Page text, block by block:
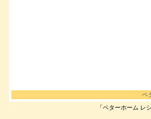
ベ
「ベターホーム レ